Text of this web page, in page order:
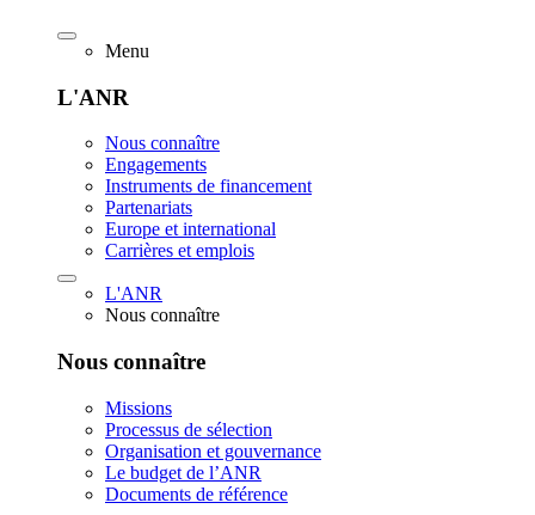
Menu
L'ANR
Nous connaître
Engagements
Instruments de financement
Partenariats
Europe et international
Carrières et emplois
L'ANR
Nous connaître
Nous connaître
Missions
Processus de sélection
Organisation et gouvernance
Le budget de l’ANR
Documents de référence